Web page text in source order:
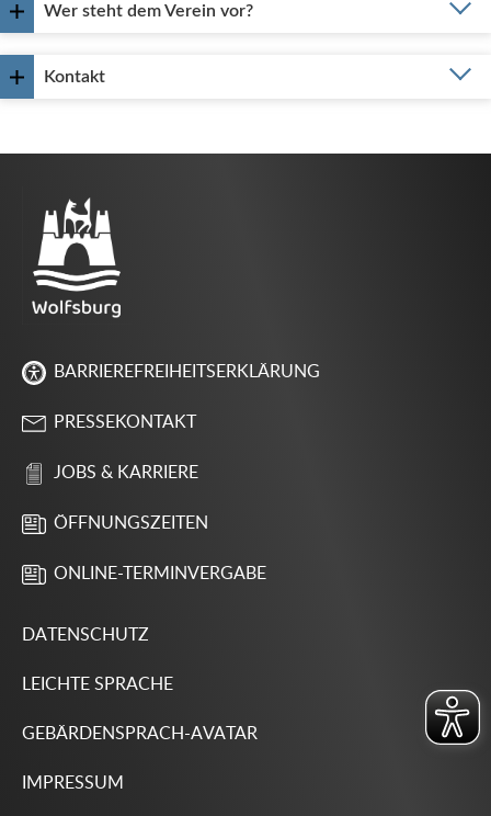
Wer steht dem Verein vor?
Kontakt
BARRIEREFREIHEITSERKLÄRUNG
PRESSEKONTAKT
JOBS & KARRIERE
ÖFFNUNGSZEITEN
ONLINE-TERMINVERGABE
DATENSCHUTZ
LEICHTE SPRACHE
GEBÄRDENSPRACH-AVATAR
IMPRESSUM